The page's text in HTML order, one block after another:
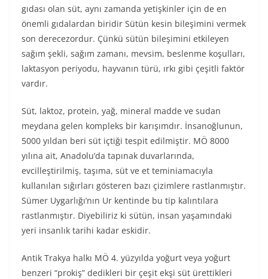
gıdası olan süt, aynı zamanda yetişkinler için de en
önemli gıdalardan biridir Sütün kesin bileşimini vermek
son derecezordur. Çünkü sütün bileşimini etkileyen
sağım şekli, sağım zamanı, mevsim, beslenme koşulları,
laktasyon periyodu, hayvanın türü, ırkı gibi çeşitli faktör
vardır.
Süt, laktoz, protein, yağ, mineral madde ve sudan
meydana gelen kompleks bir karışımdır. İnsanoğlunun,
5000 yıldan beri süt içtiği tespit edilmiştir. MÖ 8000
yılına ait, Anadolu’da tapınak duvarlarında,
evcilleştirilmiş, taşıma, süt ve et teminiamacıyla
kullanılan sığırları gösteren bazı çizimlere rastlanmıştır.
Sümer Uygarlığı’nın Ur kentinde bu tip kalıntılara
rastlanmıştır. Diyebiliriz ki sütün, insan yaşamındaki
yeri insanlık tarihi kadar eskidir.
Antik Trakya halkı MÖ 4. yüzyılda yoğurt veya yoğurt
benzeri “prokiş” dedikleri bir çeşit ekşi süt ürettikleri